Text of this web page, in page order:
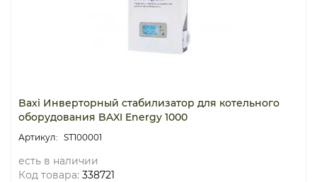
Baxi Инверторный стабилизатор для котельного
оборудования BAXI Energy 1000
ST100001
есть в наличии
Код товара: 338721